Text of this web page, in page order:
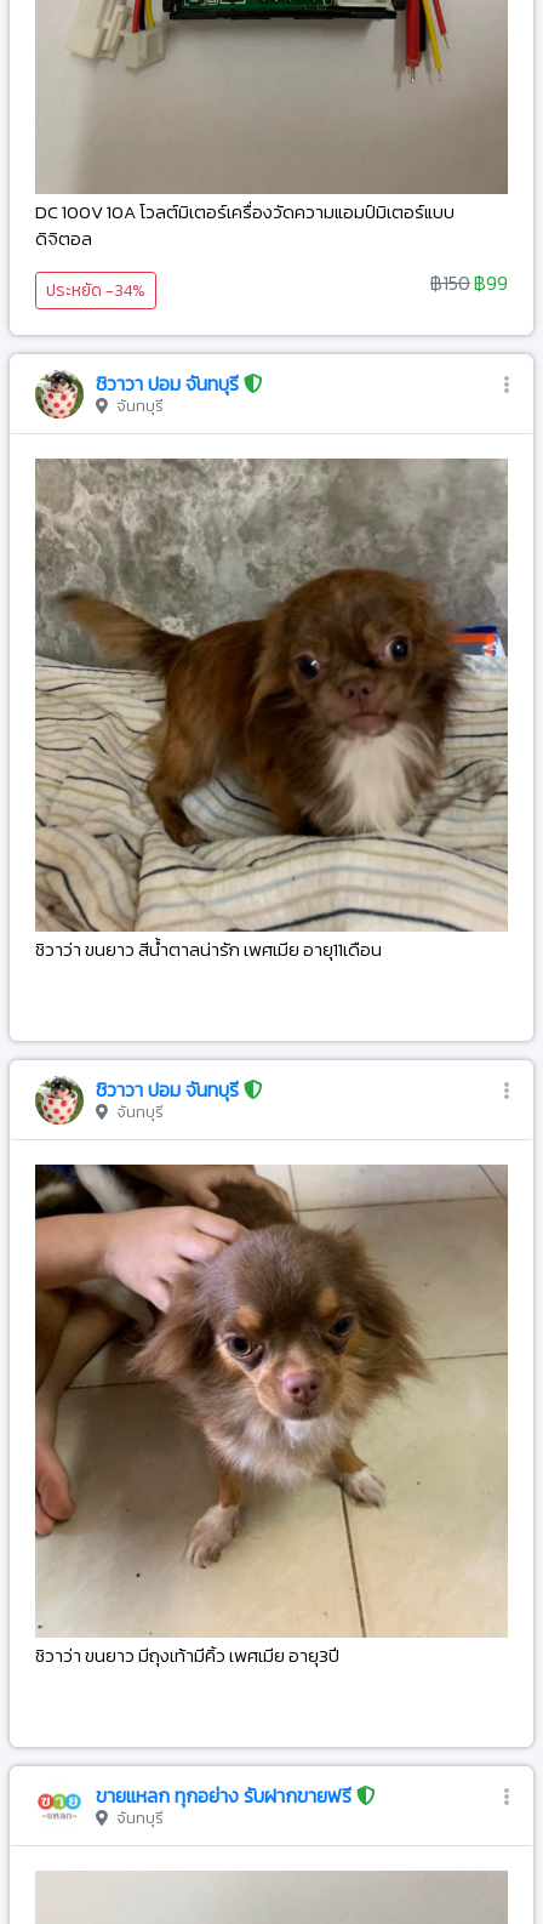
DC 100V 10A โวลต์มิเตอร์เครื่องวัดความแอมป์มิเตอร์แบบ
ดิจิตอล
ประหยัด -34% ฿150฿99
ชิวาวา ปอม จันทบุรี
จันทบุรี
ชิวาว่า ขนยาว สีน้ำตาลน่ารัก เพศเมีย อายุ11เดือน
ชิวาวา ปอม จันทบุรี
จันทบุรี
ชิวาว่า ขนยาว มีถุงเท้ามีคิ้ว เพศเมีย อายุ3ปี
ขายแหลก ทุกอย่าง รับฝากขายฟรี
จันทบุรี